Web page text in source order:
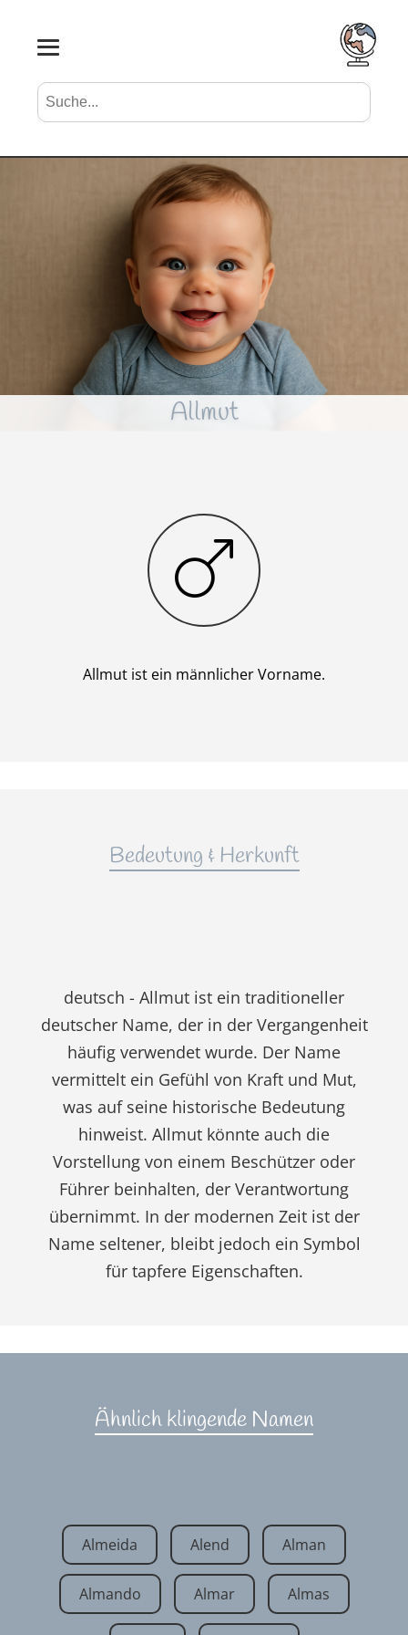
Suche nach Vornamen Search
Allmut
Junge
Allmut ist ein männlicher Vorname.
Bedeutung & Herkunft
deutsch - Allmut ist ein traditioneller
deutscher Name, der in der Vergangenheit
häufig verwendet wurde. Der Name
vermittelt ein Gefühl von Kraft und Mut,
was auf seine historische Bedeutung
hinweist. Allmut könnte auch die
Vorstellung von einem Beschützer oder
Führer beinhalten, der Verantwortung
übernimmt. In der modernen Zeit ist der
Name seltener, bleibt jedoch ein Symbol
für tapfere Eigenschaften.
Ähnlich klingende Namen
Almeida Alend Alman
Almando Almar Almas